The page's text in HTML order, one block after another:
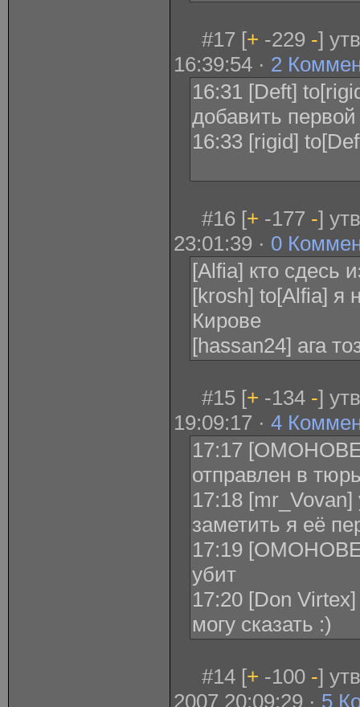
#17 [+ -229 -]
16:39:54 · 2
16:31 [Deft]
добавить первой
16:33 [rigid]
#16 [+ -177 -]
23:01:39 · 0
[Alfia] кто сдесь
[krosh] to[Alfia] я
Кирове
[hassan24] ага
#15 [+ -134 -]
19:09:17 · 4
17:17
отправлен в
17:18
заметить я её
17:19
убит
17:20 [Don
могу сказать :)
#14 [+ -100 -]
2007 20:09:29 · 5